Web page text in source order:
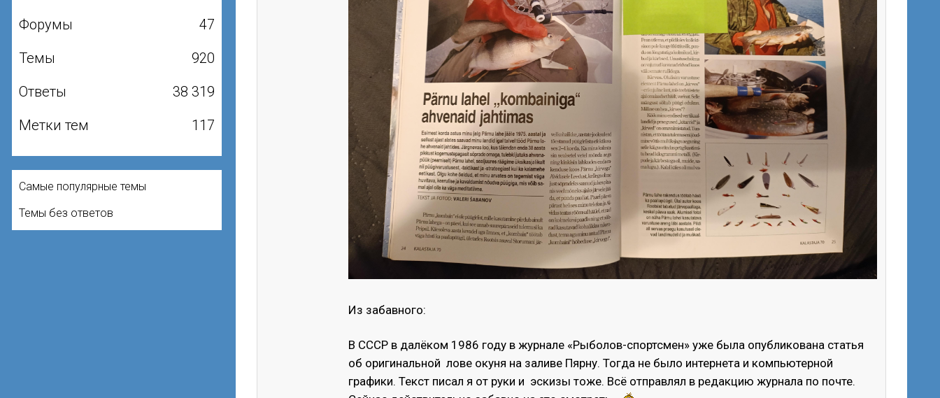
Из забавного:
В СССР в далёком 1986 году в журнале «Рыболов-спортсмен» уже была опубликована статья
об оригинальной лове окуня на заливе Пярну. Тогда не было интернета и компьютерной
графики. Текст писал я от руки и эскизы тоже. Всё отправлял в редакцию журнала по почте.
Форумы
47
Темы
920
Ответы
38 319
Метки тем
117
Самые популярные темы
Темы без ответов